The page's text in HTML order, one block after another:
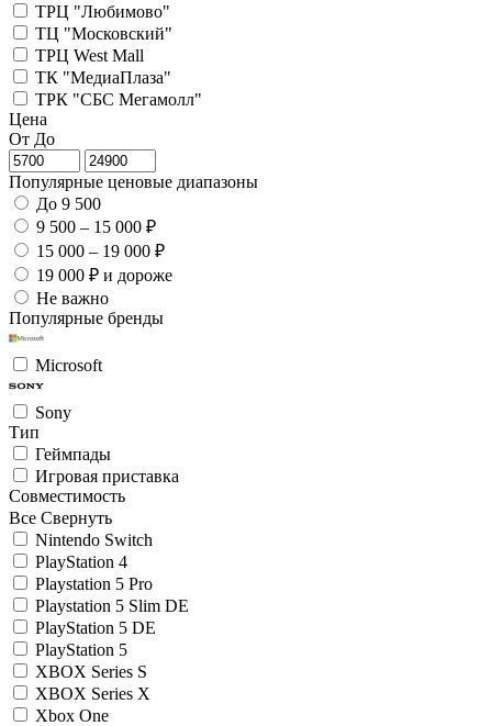
ТРЦ "Любимово"
ТЦ "Московский"
ТРЦ West Mall
ТК "МедиаПлаза"
ТРК "СБС Мегамолл"
Цена
От До
Популярные ценовые диапазоны
До 9 500
9 500 – 15 000 ₽
15 000 – 19 000 ₽
19 000 ₽ и дороже
Не важно
Популярные бренды
Microsoft
Sony
Тип
Геймпады
Игровая приставка
Совместимость
Все Свернуть
Nintendo Switch
PlayStation 4
Playstation 5 Pro
Playstation 5 Slim DE
PlayStation 5 DE
PlayStation 5
XBOX Series S
XBOX Series X
Xbox One